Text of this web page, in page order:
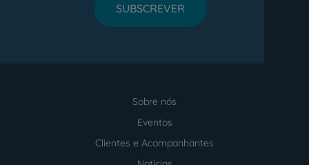
SUBSCREVER
Sobre nós
Eventos
Clientes e Acompanhantes